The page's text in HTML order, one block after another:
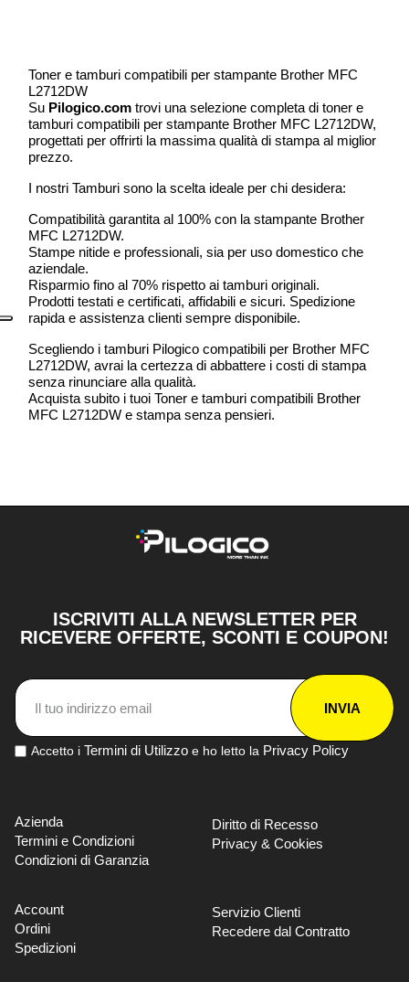
Toner e tamburi compatibili per stampante Brother MFC
L2712DW
Su Pilogico.com trovi una selezione completa di toner e
tamburi compatibili per stampante Brother MFC L2712DW,
progettati per offrirti la massima qualità di stampa al miglior
prezzo.
I nostri Tamburi sono la scelta ideale per chi desidera:
Compatibilità garantita al 100% con la stampante Brother
MFC L2712DW.
Stampe nitide e professionali, sia per uso domestico che
aziendale.
Risparmio fino al 70% rispetto ai tamburi originali.
Prodotti testati e certificati, affidabili e sicuri. Spedizione
rapida e assistenza clienti sempre disponibile.
Scegliendo i tamburi Pilogico compatibili per Brother MFC
L2712DW, avrai la certezza di abbattere i costi di stampa
senza rinunciare alla qualità.
Acquista subito i tuoi Toner e tamburi compatibili Brother
MFC L2712DW e stampa senza pensieri.
ISCRIVITI ALLA NEWSLETTER PER
RICEVERE OFFERTE, SCONTI E COUPON!
INVIA
Accetto i Termini di Utilizzo e ho letto la Privacy Policy
Azienda
Termini e Condizioni
Condizioni di Garanzia
Diritto di Recesso
Privacy & Cookies
Account
Ordini
Spedizioni
Servizio Clienti
Recedere dal Contratto